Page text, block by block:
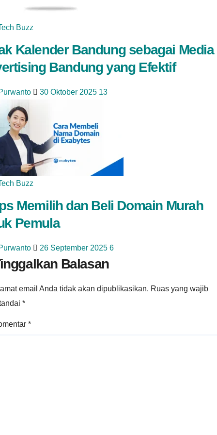
Buzz
Kalender Bandung sebagai Media
Bandung yang Efektif
30 Oktober 2025 13
Buzz
Memilih dan Beli Domain Murah
Pemula
26 September 2025 6
Balasan
email Anda tidak akan dipublikasikan. Ruas yang wajib
*
*